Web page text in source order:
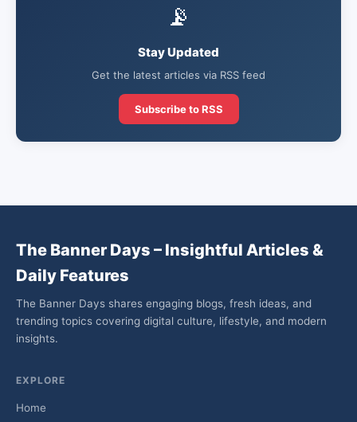
📡
Stay Updated
Get the latest articles via RSS feed
Subscribe to RSS
The Banner Days – Insightful Articles &
Daily Features
The Banner Days shares engaging blogs, fresh ideas, and
trending topics covering digital culture, lifestyle, and modern
insights.
EXPLORE
Home